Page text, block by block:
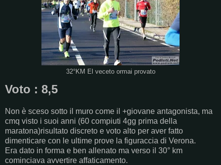
32°KM El veceto ormai provato
Voto : 8,5
Non è sceso sotto il muro come il +giovane antagonista, ma
cmq visto i suoi anni (60 compiuti 4gg prima della
maratona)risultato discreto e voto alto per aver fatto
dimenticare con le ultime prove la figuraccia di Verona.
Era dato in forma e ben allenato ma verso il 30° km
cominciava avvertire affaticamento.